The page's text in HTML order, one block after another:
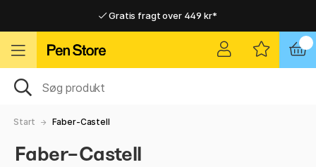
Gratis fragt over 449 kr*
Hurtigt til dør eller pakkeshop
Hurtigt til dør eller pakkeshop
Start Faber-Castell
Faber-Castell